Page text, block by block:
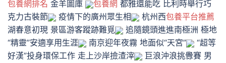
包養網排名 金羊圖庫 包養網 都雅還能吃 比利時舉行巧
克力古裝節
疫情下的廣州眾生相 杭州西包養平台推薦
湖春意初現 景區游客蹤跡難覓
追隨鏡頭進進南極洲 極地
“精靈”安適享用生涯
南京迎年夜霧 地面似“天宮”
“超等
好漢”投身環保工作 走上沙岸撿渣滓
巨浪沖浪挑釁賽 男